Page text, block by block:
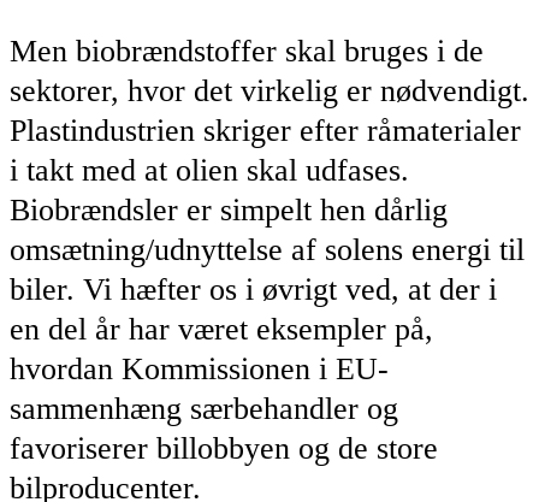
Men biobrændstoffer skal bruges i de
sektorer, hvor det virkelig er nødvendigt.
Plastindustrien skriger efter råmaterialer
i takt med at olien skal udfases.
Biobrændsler er simpelt hen dårlig
omsætning/udnyttelse af solens energi til
biler. Vi hæfter os i øvrigt ved, at der i
en del år har været eksempler på,
hvordan Kommissionen i EU-
sammenhæng særbehandler og
favoriserer billobbyen og de store
bilproducenter.